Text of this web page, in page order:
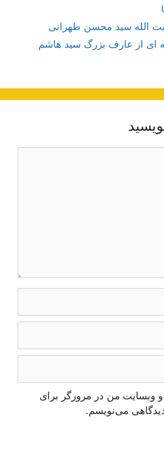
الله سید محسن طهرانی
ای از عارف بزرگ سید هاشم
و وبسایت من در مرورگر برای
می‌نویسم.